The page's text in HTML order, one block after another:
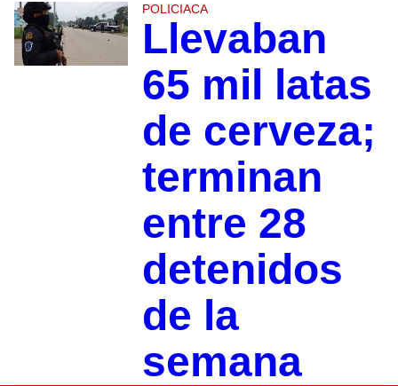
POLICIACA
Llevaban
65 mil latas
de cerveza;
terminan
entre 28
detenidos
de la
semana